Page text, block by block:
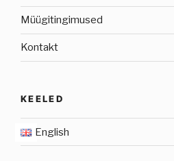
Müügitingimused
Kontakt
KEELED
English